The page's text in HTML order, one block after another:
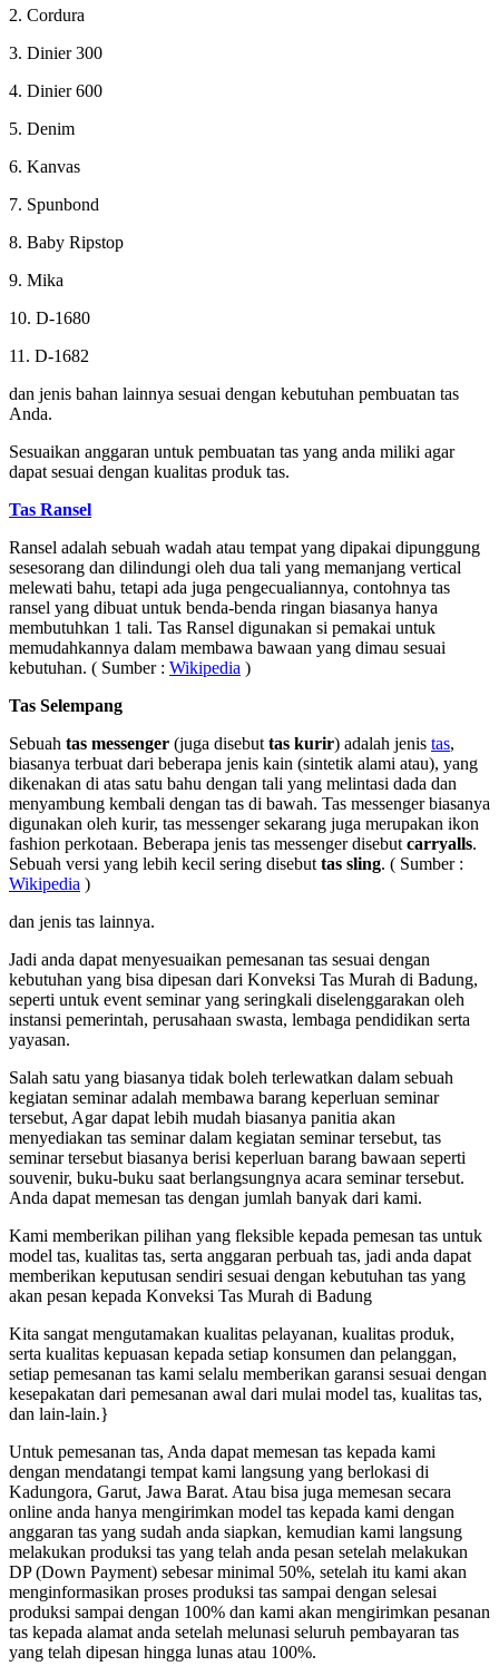
2. Cordura
3. Dinier 300
4. Dinier 600
5. Denim
6. Kanvas
7. Spunbond
8. Baby Ripstop
9. Mika
10. D-1680
11. D-1682
dan jenis bahan lainnya sesuai dengan kebutuhan pembuatan tas
Anda.
Sesuaikan anggaran untuk pembuatan tas yang anda miliki agar
dapat sesuai dengan kualitas produk tas.
Tas Ransel
Ransel adalah sebuah wadah atau tempat yang dipakai dipunggung
sesesorang dan dilindungi oleh dua tali yang memanjang vertical
melewati bahu, tetapi ada juga pengecualiannya, contohnya tas
ransel yang dibuat untuk benda-benda ringan biasanya hanya
membutuhkan 1 tali. Tas Ransel digunakan si pemakai untuk
memudahkannya dalam membawa bawaan yang dimau sesuai
kebutuhan. ( Sumber : Wikipedia )
Tas Selempang
Sebuah tas messenger (juga disebut tas kurir) adalah jenis tas,
biasanya terbuat dari beberapa jenis kain (sintetik alami atau), yang
dikenakan di atas satu bahu dengan tali yang melintasi dada dan
menyambung kembali dengan tas di bawah. Tas messenger biasanya
digunakan oleh kurir, tas messenger sekarang juga merupakan ikon
fashion perkotaan. Beberapa jenis tas messenger disebut carryalls.
Sebuah versi yang lebih kecil sering disebut tas sling. ( Sumber :
Wikipedia )
dan jenis tas lainnya.
Jadi anda dapat menyesuaikan pemesanan tas sesuai dengan
kebutuhan yang bisa dipesan dari Konveksi Tas Murah di Badung,
seperti untuk event seminar yang seringkali diselenggarakan oleh
instansi pemerintah, perusahaan swasta, lembaga pendidikan serta
yayasan.
Salah satu yang biasanya tidak boleh terlewatkan dalam sebuah
kegiatan seminar adalah membawa barang keperluan seminar
tersebut, Agar dapat lebih mudah biasanya panitia akan
menyediakan tas seminar dalam kegiatan seminar tersebut, tas
seminar tersebut biasanya berisi keperluan barang bawaan seperti
souvenir, buku-buku saat berlangsungnya acara seminar tersebut.
Anda dapat memesan tas dengan jumlah banyak dari kami.
Kami memberikan pilihan yang fleksible kepada pemesan tas untuk
model tas, kualitas tas, serta anggaran perbuah tas, jadi anda dapat
memberikan keputusan sendiri sesuai dengan kebutuhan tas yang
akan pesan kepada Konveksi Tas Murah di Badung
Kita sangat mengutamakan kualitas pelayanan, kualitas produk,
serta kualitas kepuasan kepada setiap konsumen dan pelanggan,
setiap pemesanan tas kami selalu memberikan garansi sesuai dengan
kesepakatan dari pemesanan awal dari mulai model tas, kualitas tas,
dan lain-lain.}
Untuk pemesanan tas, Anda dapat memesan tas kepada kami
dengan mendatangi tempat kami langsung yang berlokasi di
Kadungora, Garut, Jawa Barat. Atau bisa juga memesan secara
online anda hanya mengirimkan model tas kepada kami dengan
anggaran tas yang sudah anda siapkan, kemudian kami langsung
melakukan produksi tas yang telah anda pesan setelah melakukan
DP (Down Payment) sebesar minimal 50%, setelah itu kami akan
menginformasikan proses produksi tas sampai dengan selesai
produksi sampai dengan 100% dan kami akan mengirimkan pesanan
tas kepada alamat anda setelah melunasi seluruh pembayaran tas
yang telah dipesan hingga lunas atau 100%.